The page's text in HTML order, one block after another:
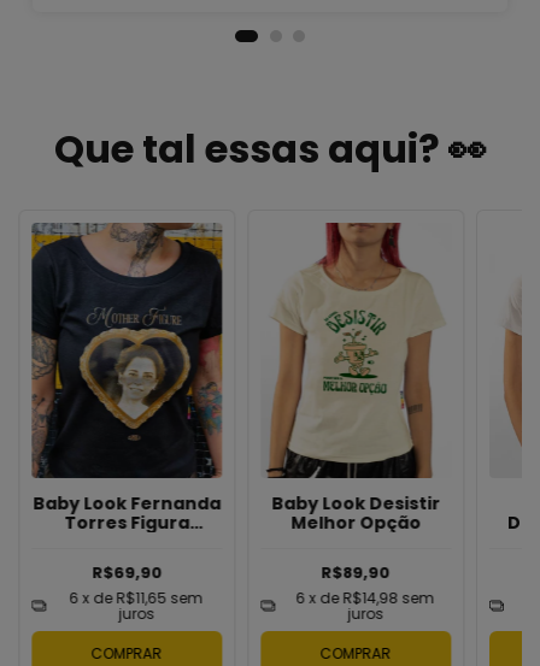
Que tal essas aqui? 👀
Baby Look Fernanda
Torres Figura
R$69,90
6 x deR$11,65 sem
juros
COMPRAR
Baby Look Desistir
Melhor Opção
R$89,90
6 x deR$14,98 sem
juros
COMPRAR